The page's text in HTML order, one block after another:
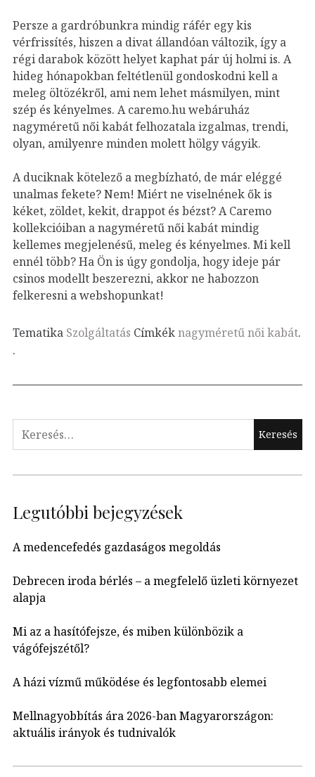
Persze a gardróbunkra mindig ráfér egy kis
vérfrissítés, hiszen a divat állandóan változik, így a
régi darabok között helyet kaphat pár új holmi is. A
hideg hónapokban feltétlenül gondoskodni kell a
meleg öltözékről, ami nem lehet másmilyen, mint
szép és kényelmes. A caremo.hu webáruház
nagyméretű női kabát felhozatala izgalmas, trendi,
olyan, amilyenre minden molett hölgy vágyik.
A duciknak kötelező a megbízható, de már eléggé
unalmas fekete? Nem! Miért ne viselnének ők is
kéket, zöldet, kekit, drappot és bézst? A Caremo
kollekcióiban a nagyméretű női kabát mindig
kellemes megjelenésű, meleg és kényelmes. Mi kell
ennél több? Ha Ön is úgy gondolja, hogy ideje pár
csinos modellt beszerezni, akkor ne habozzon
felkeresni a webshopunkat!
Tematika Szolgáltatás Címkéknagyméretű női kabát.
.
Keresés:
Legutóbbi bejegyzések
A medencefedés gazdaságos megoldás
Debrecen iroda bérlés – a megfelelő üzleti környezet
alapja
Mi az a hasítófejsze, és miben különbözik a
vágófejszétől?
A házi vízmű működése és legfontosabb elemei
Mellnagyobbítás ára 2026-ban Magyarországon:
aktuális irányok és tudnivalók